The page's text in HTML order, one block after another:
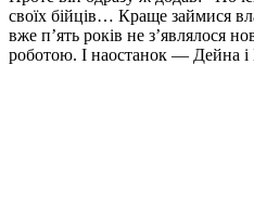
своїх бійців… Краще займися
вже п’ять років не з’являлося
роботою. І наостанок — Дейна і